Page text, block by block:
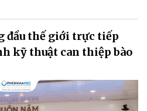
đầu thế giới trực tiếp
kỹ thuật can thiệp bào